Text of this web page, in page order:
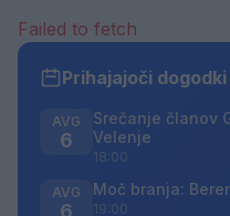
Failed to fetch
Prihajajoči dogodki
AVG
6
Srečanje članov
Velenje
18:00
AVG Moč branja:
19:00